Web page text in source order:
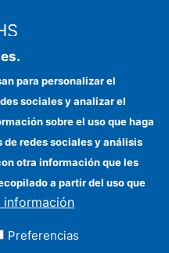
para personalizar el
sociales y analizar el
sobre el uso que haga
redes sociales y análisis
otra información que les
a partir del uso que
información
Preferencias